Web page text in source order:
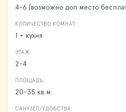
4-6 (возможно доп место
КОЛИЧЕСТВО КОМНАТ:
1 + кухня
ЭТАЖ:
2-4
ПЛОЩАДЬ:
20-35 кв.м.
САНУЗЕЛ/УДОБСТВА: